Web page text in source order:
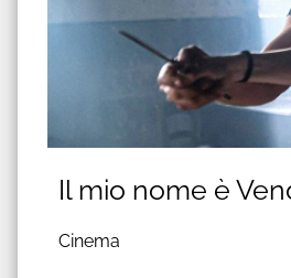
Il mio nome è
Cinema